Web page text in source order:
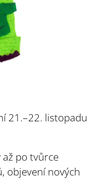
21.–22. listopadu
po tvůrce
objevení nových